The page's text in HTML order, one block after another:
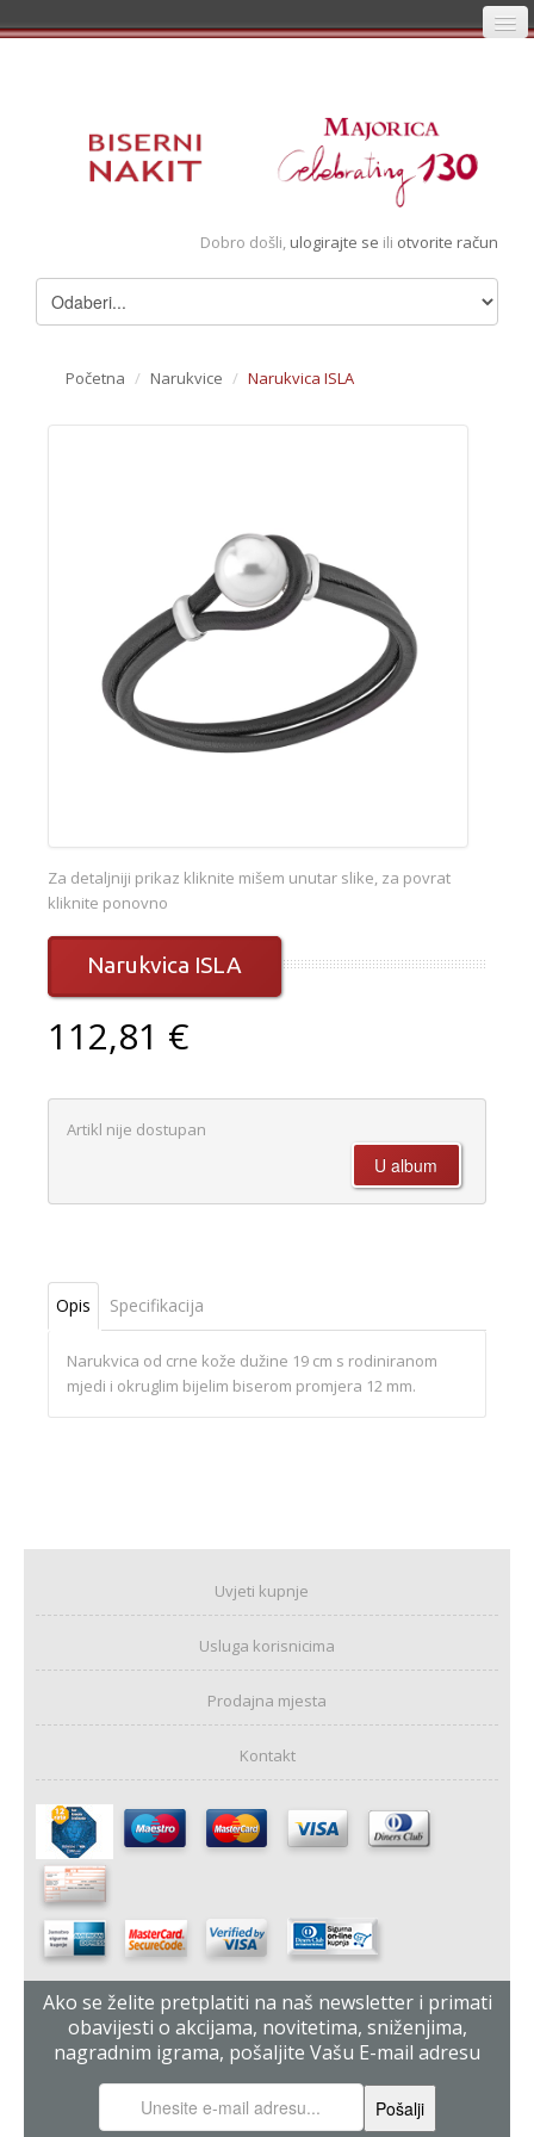
Registracija
Pregledani artikli
Dobro došli, ulogirajte se ili otvorite račun
Početna / Narukvice / Narukvica ISLA
Za detaljniji prikaz kliknite mišem unutar slike, za povrat
kliknite ponovno
Narukvica ISLA
112,81 €
Artikl nije dostupan
Opis Specifikacija
Narukvica od crne kože dužine 19 cm s rodiniranom
mjedi i okruglim bijelim biserom promjera 12 mm.
Uvjeti kupnje
Usluga korisnicima
Prodajna mjesta
Kontakt
Ako se želite pretplatiti na naš newsletter i primati
obavijesti o akcijama, novitetima, sniženjima,
nagradnim igrama, pošaljite Vašu E-mail adresu